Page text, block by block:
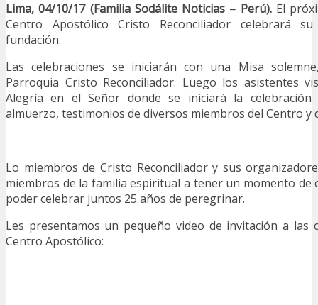
Lima, 04/10/17 (Familia Sodálite Noticias – Perú).El
Centro Apostólico Cristo Reconciliador celebrará
fundación.
Las celebraciones se iniciarán con una Misa
Parroquia Cristo Reconciliador. Luego los asistentes
Alegría en el Señor donde se iniciará la celebración
almuerzo, testimonios de diversos miembros del Centro y
Lo miembros de Cristo Reconciliador y sus
miembros de la familia espiritual a tener un momento de
poder celebrar juntos 25 años de peregrinar.
Les presentamos un pequeño video de invitación a las
Centro Apostólico: